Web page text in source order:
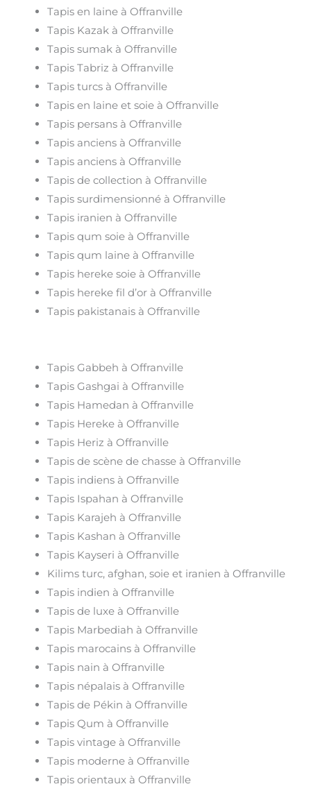
Tapis en laine à Offranville
Tapis Kazak à Offranville
Tapis sumak à Offranville
Tapis Tabriz à Offranville
Tapis turcs à Offranville
Tapis en laine et soie à Offranville
Tapis persans à Offranville
Tapis anciens à Offranville
Tapis anciens à Offranville
Tapis de collection à Offranville
Tapis surdimensionné à Offranville
Tapis iranien à Offranville
Tapis qum soie à Offranville
Tapis qum laine à Offranville
Tapis hereke soie à Offranville
Tapis hereke fil d’or à Offranville
Tapis pakistanais à Offranville
Tapis Gabbeh à Offranville
Tapis Gashgai à Offranville
Tapis Hamedan à Offranville
Tapis Hereke à Offranville
Tapis Heriz à Offranville
Tapis de scène de chasse à Offranville
Tapis indiens à Offranville
Tapis Ispahan à Offranville
Tapis Karajeh à Offranville
Tapis Kashan à Offranville
Tapis Kayseri à Offranville
Kilims turc, afghan, soie et iranien à Offranville
Tapis indien à Offranville
Tapis de luxe à Offranville
Tapis Marbediah à Offranville
Tapis marocains à Offranville
Tapis nain à Offranville
Tapis népalais à Offranville
Tapis de Pékin à Offranville
Tapis Qum à Offranville
Tapis vintage à Offranville
Tapis moderne à Offranville
Tapis orientaux à Offranville